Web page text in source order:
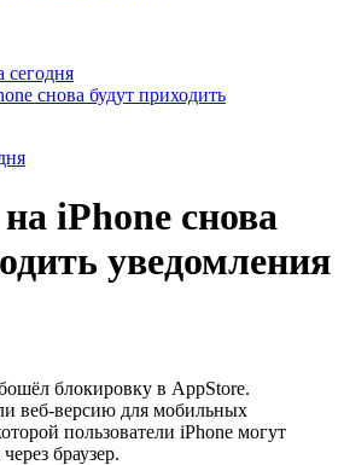
сегодня
снова будут приходить
iPhone снова
уведомления
блокировку в AppStore.
веб-версию для мобильных
пользователи iPhone могут
браузер.